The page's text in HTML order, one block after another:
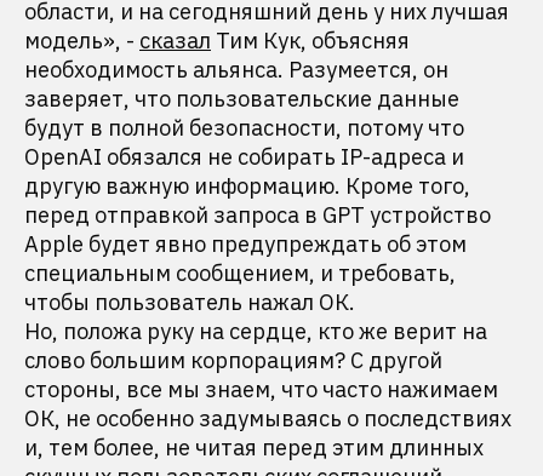
области, и на сегодняшний день у них лучшая
модель», - сказал Тим Кук, объясняя
необходимость альянса. Разумеется, он
заверяет, что пользовательские данные
будут в полной безопасности, потому что
OpenAI обязался не собирать IP-адреса и
другую важную информацию. Кроме того,
перед отправкой запроса в GPT устройство
Apple будет явно предупреждать об этом
специальным сообщением, и требовать,
чтобы пользователь нажал ОК.
Но, положа руку на сердце, кто же верит на
слово большим корпорациям? С другой
стороны, все мы знаем, что часто нажимаем
ОК, не особенно задумываясь о последствиях
и, тем более, не читая перед этим длинных